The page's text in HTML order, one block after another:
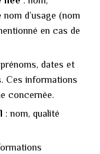
d’usage (nom
en cas de
dates et
Ces informations
concernée.
: nom, qualité